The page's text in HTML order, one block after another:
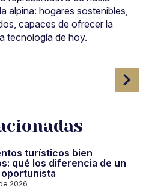
alpina: hogares sostenibles,
capaces de ofrecer la
tecnología de hoy.
turísticos bien
qué los diferencia de un
2026